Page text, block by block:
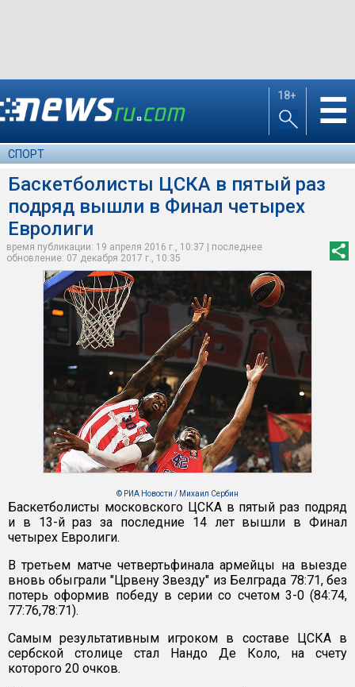
18+ ☰
СПОРТ
Баскетболисты ЦСКА в пятый раз
подряд вышли в Финал четырех
Евролиги
время публикации: 19 апреля 2016 г., 10:37 | последнее
обновление: 07 декабря 2017 г., 10:35
© РИА Новости / Михаил Сербин
Баскетболисты московского ЦСКА в пятый раз подряд
и в 13-й раз за последние 14 лет вышли в Финал
четырех Евролиги.
В третьем матче четвертьфинала армейцы на выезде
вновь обыграли "Црвену Звезду" из Белграда 78:71, без
потерь оформив победу в серии со счетом 3-0 (84:74,
77:76,78:71).
Самым результативным игроком в составе ЦСКА в
сербской столице стал Нандо Де Коло, на счету
которого 20 очков.